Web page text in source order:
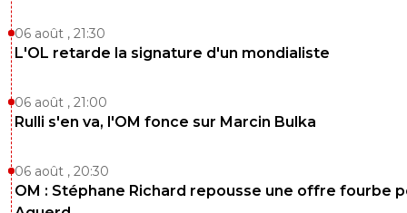
06 août , 21:30
L'OL retarde la signature d'un mondialiste
06 août , 21:00
Rulli s'en va, l'OM fonce sur Marcin Bulka
06 août , 20:30
OM : Stéphane Richard repousse une offre fourbe